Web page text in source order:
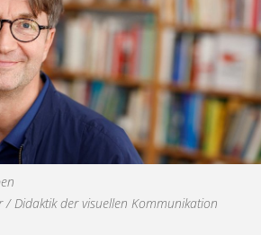
/ Didaktik der visuellen Kommunikation